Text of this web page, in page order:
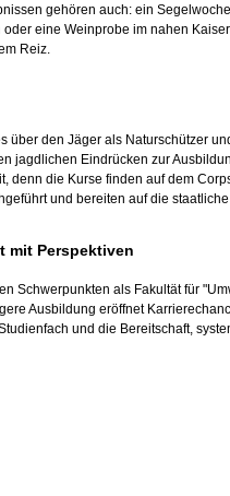
gehören auch: ein
eine Weinprobe im nahen
Reiz.
über den Jäger als Naturschützer
jagdlichen Eindrücken zur
denn die Kurse finden auf dem
und bereiten auf die
mit Perspektiven
Schwerpunkten als Fakultät für
Ausbildung eröffnet
und die Bereitschaft,